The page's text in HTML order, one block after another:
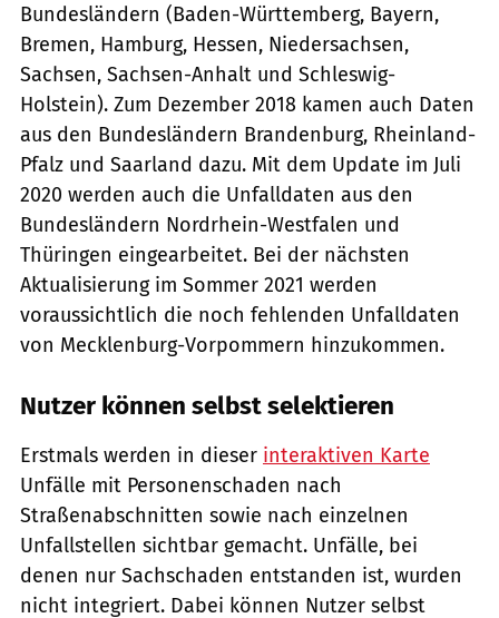
Bundesländern (Baden-Württemberg, Bayern,
Bremen, Hamburg, Hessen, Niedersachsen,
Sachsen, Sachsen-Anhalt und Schleswig-
Holstein). Zum Dezember 2018 kamen auch Daten
aus den Bundesländern Brandenburg, Rheinland-
Pfalz und Saarland dazu. Mit dem Update im Juli
2020 werden auch die Unfalldaten aus den
Bundesländern Nordrhein-Westfalen und
Thüringen eingearbeitet. Bei der nächsten
Aktualisierung im Sommer 2021 werden
voraussichtlich die noch fehlenden Unfalldaten
von Mecklenburg-Vorpommern hinzukommen.
Nutzer können selbst selektieren
Erstmals werden in dieser interaktiven Karte
Unfälle mit Personenschaden nach
Straßenabschnitten sowie nach einzelnen
Unfallstellen sichtbar gemacht. Unfälle, bei
denen nur Sachschaden entstanden ist, wurden
nicht integriert. Dabei können Nutzer selbst